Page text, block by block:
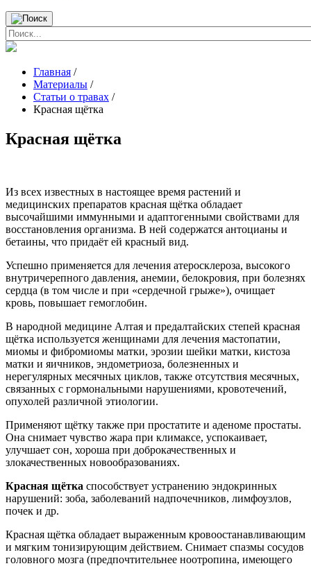
Главная /
Материалы /
Статьи о травах /
Красная щётка
Красная щётка
Из всех известных в настоящее время растений и
медицинских препаратов красная щётка обладает
высочайшими иммунными и адаптогенными свойствами для
восстановления организма. В ней содержатся антоцианы и
бетаины, что придаёт ей красный вид.
Успешно применяется для лечения атеросклероза, высокого
внутричерепного давления, анемии, белoкровия, при болезнях
сердца (в том числе и при «сердечной грыже»), очищает
кровь, повышает гемоглобин.
В народной медицине Алтая и предалтайских степей красная
щётка используется женщинами для лечения мастопатии,
миомы и фибромиомы матки, эрозии шейки матки, кистоза
матки и яичников, эндометриоза, болезненных и
нерегулярных месячных циклов, также отсутствия месячных,
связанных с гормональными нарушениями, кровотечений,
опухолей различной этиологии.
Применяют щётку также при простатите и аденоме простаты.
Она снимает чувство жара при климаксе, успокаивает,
улучшает сон, хороша при доброкачественных и
злокачественных новообразованиях.
Красная щётка способствует устранению эндокринных
нарушений: зоба, заболеваний надпочечников, лимфоузлов,
почек и др.
Красная щётка обладает выраженным кровоостанавливающим
и мягким тонизирующим действием. Снимает спазмы сосудов
головного мозга (предпочтительнее ноотропина, имеющего